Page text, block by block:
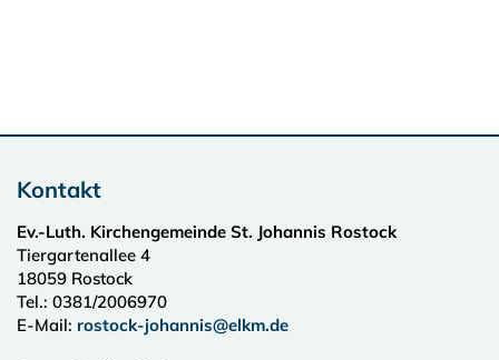
Kontakt
Ev.-Luth. Kirchengemeinde St. Johannis Rostock
Tiergartenallee 4
18059 Rostock
Tel.: 0381/2006970
E-Mail: rostock-johannis@elkm.de